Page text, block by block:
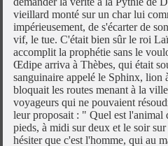
vieillard monté sur un char lui
impérieusement, de s'écarter de
vif, le tue. C'était bien sûr le roi
accomplit la prophétie sans le
Œdipe arriva à Thèbes, qui était
sanguinaire appelé le Sphinx, lion
bloquait les routes menant à la
voyageurs qui ne pouvaient
leur proposait : " Quel est l'animal
pieds, à midi sur deux et le soir
hésiter que c'est l'homme, qui au